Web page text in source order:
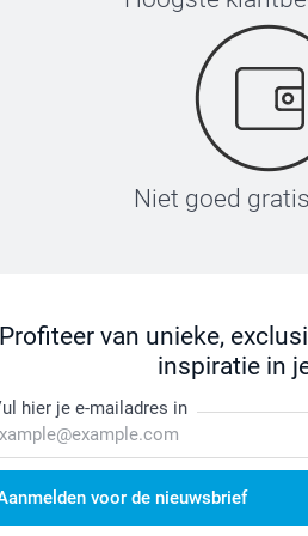
Niet goed
Profiteer van unieke,
inspiratie in
hier je e-mailadres in
voor de nieuwsbrief